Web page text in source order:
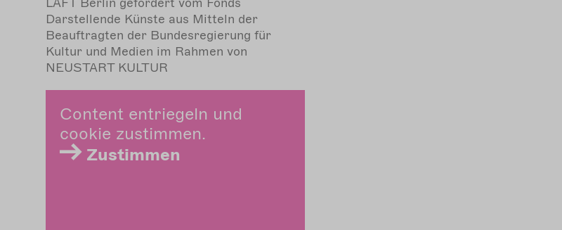
Darstellende Künste aus Mitteln der
Beauftragten der Bundesregierung für
Kultur und Medien im Rahmen von
NEUSTART KULTUR
Content entriegeln und
cookie zustimmen.
Zustimmen